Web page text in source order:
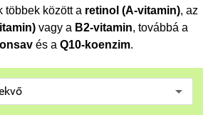
többek között a retinol (A-vitamin), az
vagy a B2-vitamin, továbbá a
és a Q10-koenzim.